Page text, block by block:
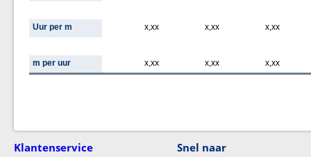
Uur per m x,xx x,xx x,xx
m per uur x,xx x,xx x,xx
Klantenservice Snel naar